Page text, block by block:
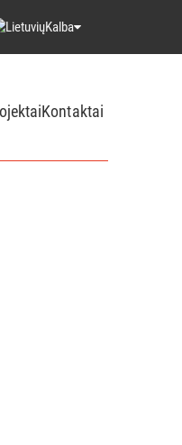
Kalba
Kontaktai